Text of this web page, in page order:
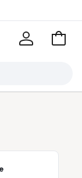
Vai